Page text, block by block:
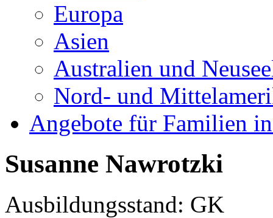
Europa
Asien
Australien und
Nord- und
Angebote für Familien
Susanne Nawrotzki
Ausbildungsstand: GK